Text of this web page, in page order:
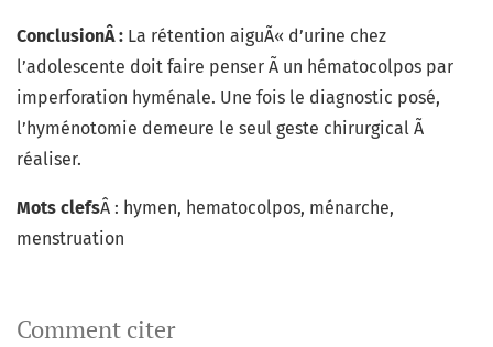
Comment citer
ConclusionÂ : La rétention aiguÃ« d’urine chez
l’adolescente doit faire penser Ã un hématocolpos par
imperforation hyménale. Une fois le diagnostic posé,
l’hyménotomie demeure le seul geste chirurgical Ã
réaliser.
Mots clefsÂ : hymen, hematocolpos, ménarche,
menstruation